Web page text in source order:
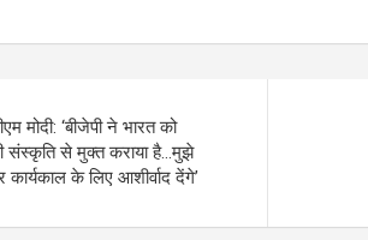
मोदी: ‘बीजेपी ने भारत को
संस्कृति से मुक्त कराया है…मुझे
के लिए आशीर्वाद देंगे’